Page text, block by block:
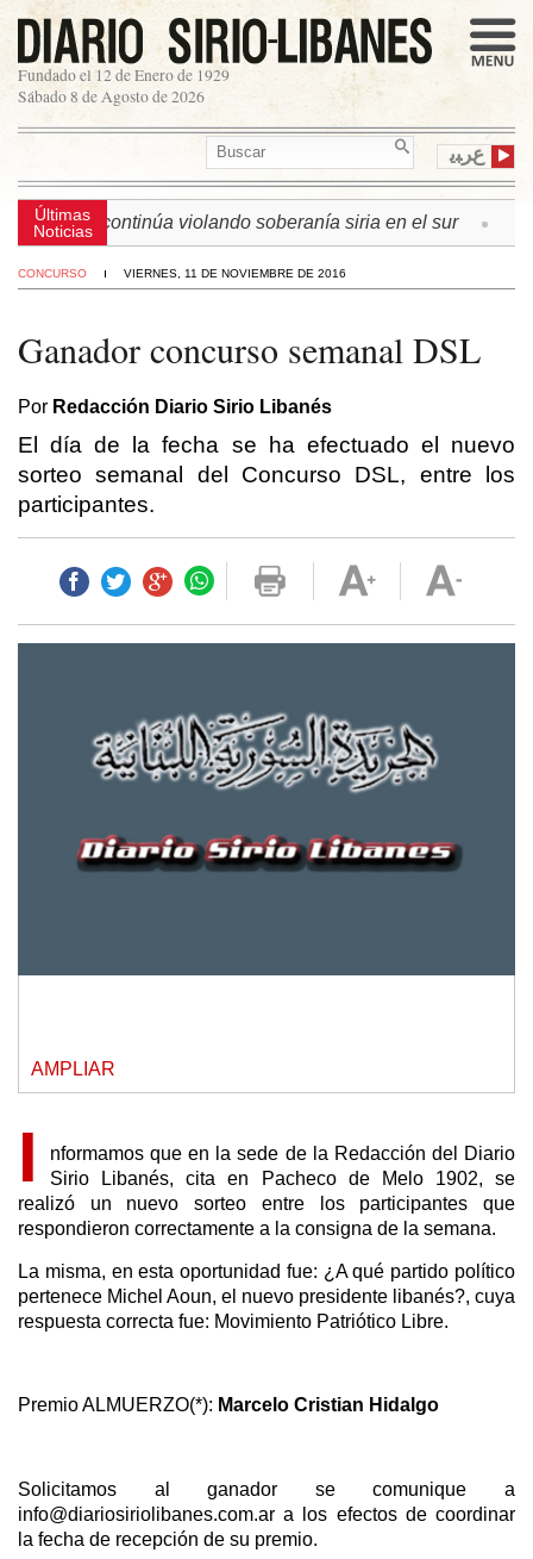
Fundado el 12 de Enero de 1929
Sábado 8 de Agosto de 2026
ﻉﺮﺒﻳ
Últimas
Noticias
israelí continúa violando soberanía siria en el sur
CONCURSO VIERNES, 11 DE NOVIEMBRE DE 2016
Ganador concurso semanal DSL
Por Redacción Diario Sirio Libanés
El día de la fecha se ha efectuado el nuevo
sorteo semanal del Concurso DSL, entre los
participantes.
AMPLIAR
I
nformamos que en la sede de la Redacción del Diario
Sirio Libanés, cita en Pacheco de Melo 1902, se
realizó un nuevo sorteo entre los participantes que
respondieron correctamente a la consigna de la semana.
La misma, en esta oportunidad fue: ¿A qué partido político
pertenece Michel Aoun, el nuevo presidente libanés?, cuya
respuesta correcta fue: Movimiento Patriótico Libre.
Premio ALMUERZO(*): Marcelo Cristian Hidalgo
Solicitamos al ganador se comunique a
info@diariosiriolibanes.com.ar a los efectos de coordinar
la fecha de recepción de su premio.